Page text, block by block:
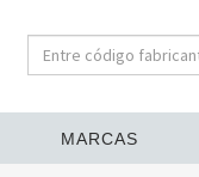
MARCAS